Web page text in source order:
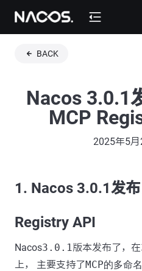
BACK
Nacos 3.0.1
MCP
2025年5月
1. Nacos 3.0.1发
Registry API
Nacos3.0.1版本发布了，在
上， 主要支持了MCP的多命